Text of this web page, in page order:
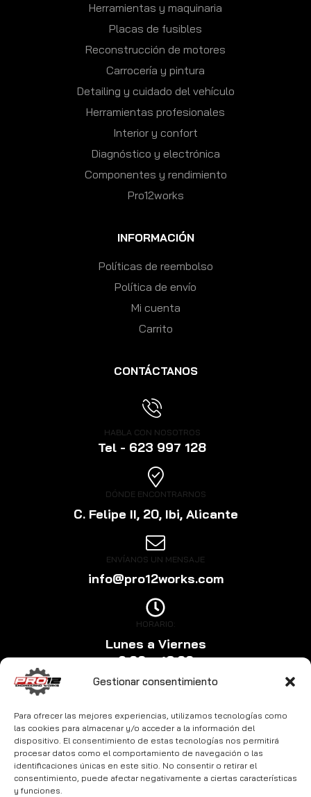
Gestionar consentimiento
Para ofrecer las mejores experiencias, utilizamos tecnologías como
las cookies para almacenar y/o acceder a la información del
dispositivo. El consentimiento de estas tecnologías nos permitirá
procesar datos como el comportamiento de navegación o las
identificaciones únicas en este sitio. No consentir o retirar el
consentimiento, puede afectar negativamente a ciertas características
y funciones.
Herramientas y maquinaria
Placas de fusibles
Reconstrucción de motores
Carrocería y pintura
Detailing y cuidado del vehículo
Herramientas profesionales
Interior y confort
Diagnóstico y electrónica
Componentes y rendimiento
Pro12works
INFORMACIÓN
Políticas de reembolso
Política de envío
Mi cuenta
Carrito
CONTÁCTANOS
HABLA CON NOSOTROS
Tel - 623 997 128
DÓNDE ENCONTRARNOS
C. Felipe II, 20, Ibi, Alicante
ENVÍANOS UN MENSAJE
info@pro12works.com
HORARIO:
Lunes a Viernes
9:00 a 18:00